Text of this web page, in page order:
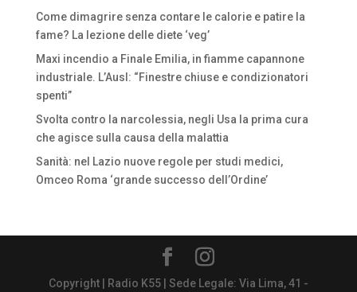
Come dimagrire senza contare le calorie e patire la
fame? La lezione delle diete ‘veg’
Maxi incendio a Finale Emilia, in fiamme capannone
industriale. L’Ausl: “Finestre chiuse e condizionatori
spenti”
Svolta contro la narcolessia, negli Usa la prima cura
che agisce sulla causa della malattia
Sanità: nel Lazio nuove regole per studi medici,
Omceo Roma ‘grande successo dell’Ordine’
Copyright | Radio K55 | Sede Legale: Via Lima, 41 -